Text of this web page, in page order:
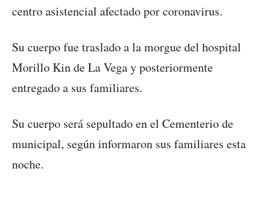
centro asistencial afectado por coronavirus.
Su cuerpo fue traslado a la morgue del hospital
Morillo Kin de La Vega y posteriormente
entregado a sus familiares.
Su cuerpo será sepultado en el Cementerio de
municipal, según informaron sus familiares esta
noche.